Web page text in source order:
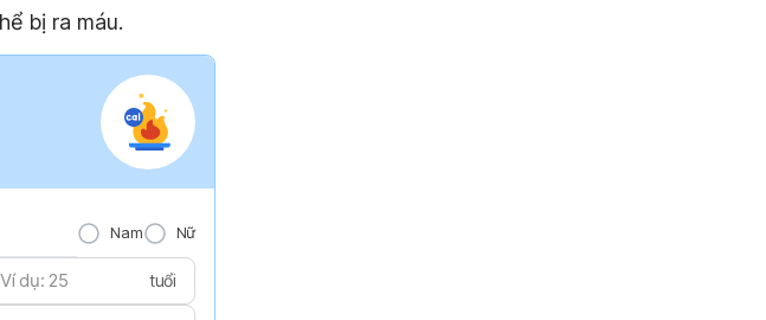
bị ra máu.
Nam Nữ
tuổi